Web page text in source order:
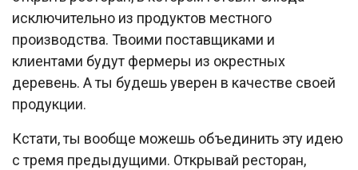
исключительно из продуктов местного
производства. Твоими поставщиками и
клиентами будут фермеры из окрестных
деревень. А ты будешь уверен в качестве своей
продукции.
Кстати, ты вообще можешь объединить эту идею
с тремя предыдущими. Открывай ресторан,